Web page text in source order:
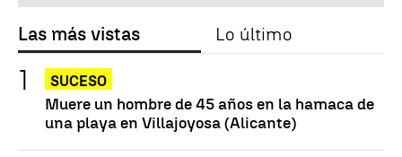
Las más vistas Lo último
SUCESO
Muere un hombre de 45 años en la hamaca de
una playa en Villajoyosa (Alicante)